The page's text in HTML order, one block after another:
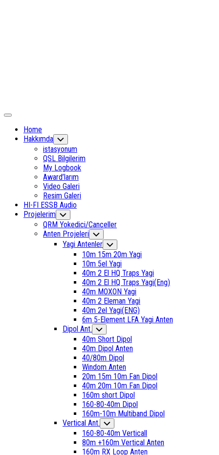
Expand
Home
Hakkımda Toggle
Child
Menu
istasyonum
QSL Bilgilerim
My Logbook
Award’larım
Video Galeri
Resim Galeri
HI-FI ESSB Audio
Current
Page
Parent
Projelerim Toggle
Child
Menu
QRM Yokedici/Canceller
Current
Page
Anten Projeleri Toggle
Child
Menu
Yagi Antenler Toggle
Child
Menu
10m 15m 20m Yagi
10m 5el Yagi
40m 2 El HQ Traps Yagi
40m 2 El HQ Traps Yagi(Eng)
40m MOXON Yagi
40m 2 Eleman Yagi
40m 2el Yagi(ENG)
6m 5-Element LFA Yagi Anten
Dipol Ant. Toggle
Child
Menu
40m Short Dipol
40m Dipol Anten
40/80m Dipol
Windom Anten
20m 15m 10m Fan Dipol
40m 20m 10m Fan Dipol
160m short Dipol
160-80-40m Dipol
160m-10m Multiband Dipol
Current
Page
Parent
Vertical Ant. Toggle
Child
Menu
160-80-40m Verticall
80m +160m Vertical Anten
Current
160m RX Loop Anten